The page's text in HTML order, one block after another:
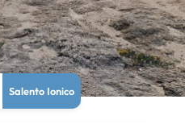
Salento Ionico